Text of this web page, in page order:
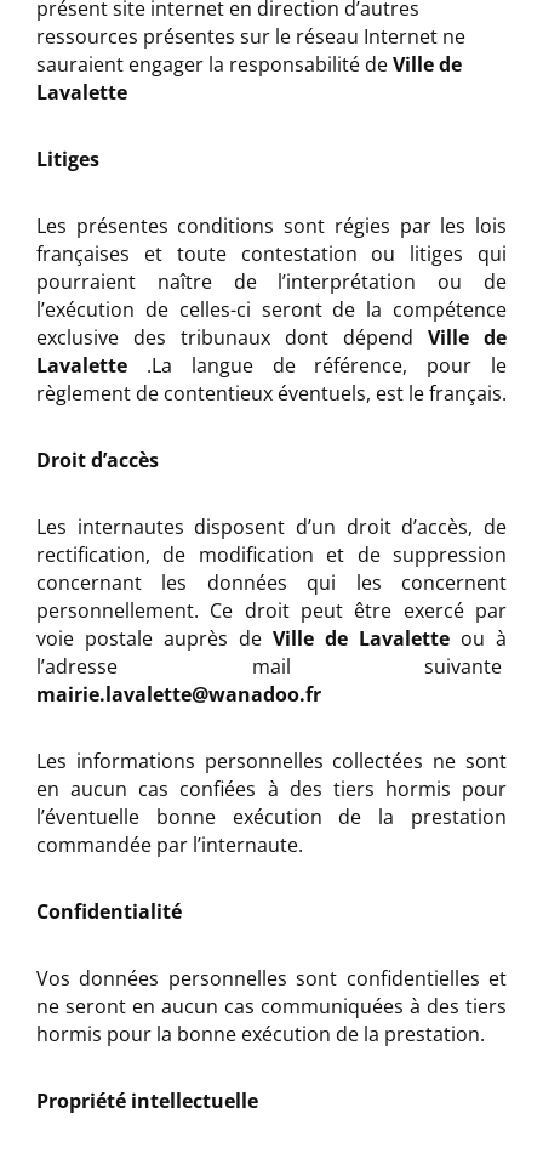
présent site internet en direction d’autres
ressources présentes sur le réseau Internet ne
sauraient engager la responsabilité deVille de
Lavalette
Litiges
Les présentes conditions sont régies par les lois
françaises et toute contestation ou litiges qui
pourraient naître de l’interprétation ou de
l’exécution de celles-ci seront de la compétence
exclusive des tribunaux dont dépend Ville de
Lavalette .La langue de référence, pour le
règlement de contentieux éventuels, est le français.
Droit d’accès
Les internautes disposent d’un droit d’accès, de
rectification, de modification et de suppression
concernant les données qui les concernent
personnellement. Ce droit peut être exercé par
voie postale auprès de Ville de Lavalette ou à
l’adresse mail suivante
mairie.lavalette@wanadoo.fr
Les informations personnelles collectées ne sont
en aucun cas confiées à des tiers hormis pour
l’éventuelle bonne exécution de la prestation
commandée par l’internaute.
Confidentialité
Vos données personnelles sont confidentielles et
ne seront en aucun cas communiquées à des tiers
hormis pour la bonne exécution de la prestation.
Propriété intellectuelle